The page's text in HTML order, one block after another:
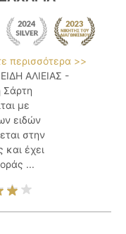
περισσότερα >>
ΑΛΙΕΙΑΣ -
με
ειδών
στην
και έχει
...